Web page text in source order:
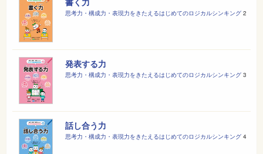
思考力・構成力・表現力をきたえるはじめてのロジカルシンキング 2
発表する力
思考力・構成力・表現力をきたえるはじめてのロジカルシンキング 3
話し合う力
思考力・構成力・表現力をきたえるはじめてのロジカルシンキング 4